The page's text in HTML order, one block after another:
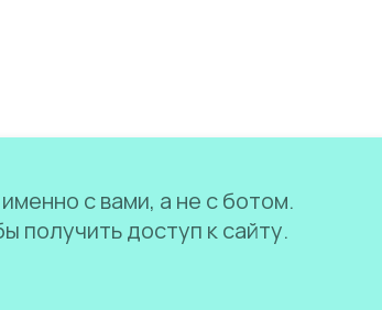
с вами, а не с ботом.
получить доступ к сайту.